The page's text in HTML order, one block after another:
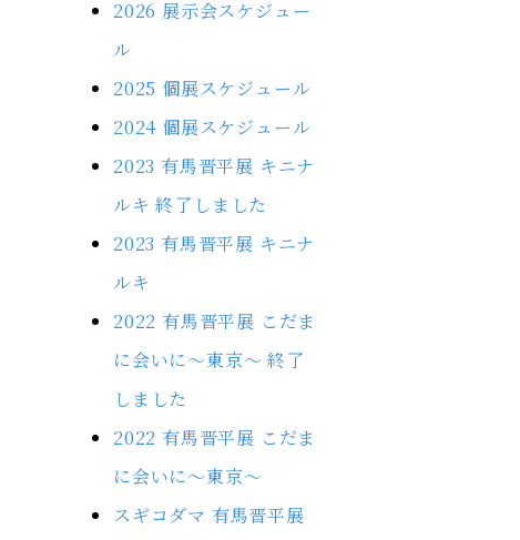
2026 展示会スケジュー
ル
2025 個展スケジュール
2024 個展スケジュール
2023 有馬晋平展 キニナ
ルキ 終了しました
2023 有馬晋平展 キニナ
ルキ
2022 有馬晋平展 こだま
に会いに～東京～ 終了
しました
2022 有馬晋平展 こだま
に会いに～東京～
スギコダマ 有馬晋平展